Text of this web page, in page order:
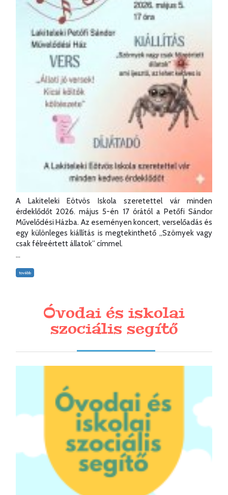
A Lakiteleki Eötvös Iskola szeretettel vár minden
érdeklődőt 2026. május 5-én 17 órától a Petőfi Sándor
Művelődési Házba. Az eseményen koncert, verselőadás és
egy különleges kiállítás is megtekinthető „Szörnyek vagy
csak félreértett állatok” címmel.
...
tovább
Óvodai és iskolai
szociális segítő